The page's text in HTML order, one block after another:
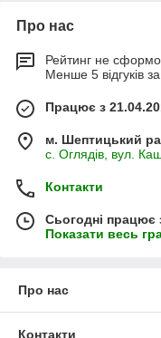
Про нас
Рейтинг не
Менше 5 відгуків
Працює з
м. Шептицький
с. Оглядів, вул.
Контакти
Сьогодні працює
Показати весь
Про нас
Контакти